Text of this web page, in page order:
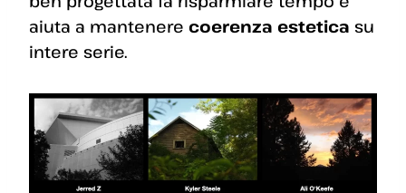
aiuta a mantenere coerenza estetica su
intere serie.